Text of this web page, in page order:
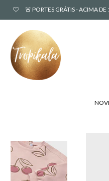
🚨 PORTES GRÁTIS - ACIMA